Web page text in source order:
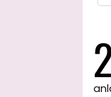
2